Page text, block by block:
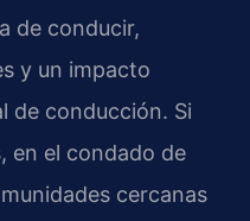
de conducir,
y un impacto
de conducción. Si
en el condado de
cercanas